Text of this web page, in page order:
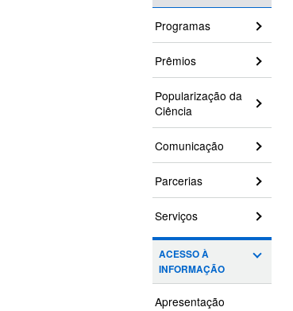
Programas
Prêmios
Popularização da
Ciência
Comunicação
Parcerias
Serviços
ACESSO À
INFORMAÇÃO
Apresentação